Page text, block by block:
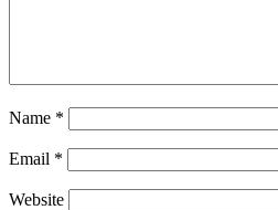
Name *
Email *
Website